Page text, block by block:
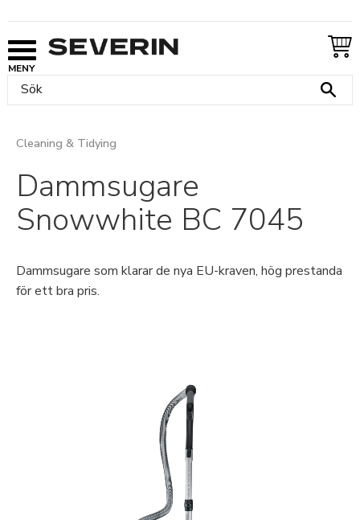
Cleaning & Tidying
Dammsugare
Snowwhite BC 7045
Dammsugare som klarar de nya EU-kraven, hög prestanda
för ett bra pris.